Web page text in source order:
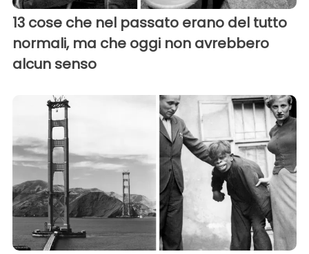
13 cose che nel passato erano del tutto
normali, ma che oggi non avrebbero
alcun senso